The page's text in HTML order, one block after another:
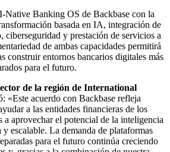
Native Banking OS de Backbase con la
basada en IA, integración de
ciberseguridad y prestación de servicios a
de ambas capacidades permitirá
construir entornos bancarios digitales más
para el futuro.
de la región de International
«Este acuerdo con Backbase refleja
a las entidades financieras de los
a aprovechar el potencial de la inteligencia
escalable. La demanda de plataformas
para el futuro continúa creciendo